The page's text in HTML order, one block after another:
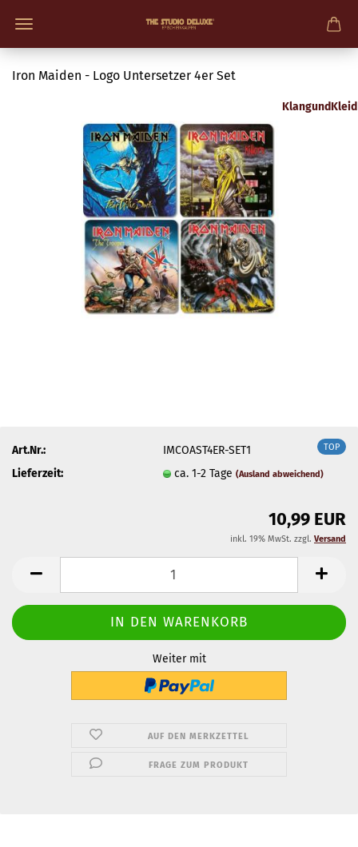
Iron Maiden - Logo Untersetzer 4er Set
KlangundKleid
TOP
Art.Nr.:
IMCOAST4ER-SET1
Lieferzeit:
ca. 1-2 Tage(Ausland abweichend)
10,99 EUR
inkl. 19% MwSt. zzgl. Versand
Weiter mit
AUF DEN MERKZETTEL
FRAGE ZUM PRODUKT